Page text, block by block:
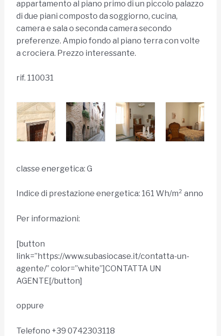
appartamento al piano primo di un piccolo palazzo
di due piani composto da soggiorno, cucina,
camera e sala o seconda camera secondo
preferenze. Ampio fondo al piano terra con volte
a crociera. Prezzo interessante.
rif. 110031
classe energetica: G
Indice di prestazione energetica: 161 Wh/m² anno
Per informazioni:
[button
link=”https://www.subasiocase.it/contatta-un-
agente/” color=”white”]CONTATTA UN
AGENTE[/button]
oppure
Telefono +39 0742303118